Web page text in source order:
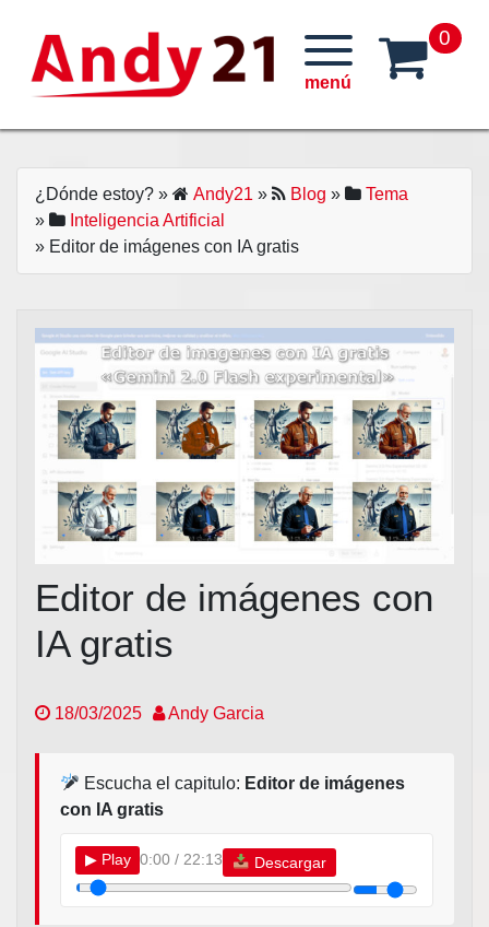
content
0
¿Dónde estoy? » Andy21 » Blog »
Tema
»
Inteligencia Artificial
» Editor de imágenes con IA gratis
Editor de imágenes con
IA gratis
18/03/2025 Andy Garcia
Escucha el capitulo: Editor de imágenes
con IA gratis
▶ Play 0:00 / 22:13 Descargar